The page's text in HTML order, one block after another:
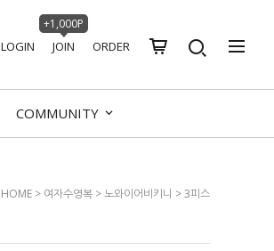
LOGIN JOIN
+1,000P
ORDER
COMMUNITY
HOME > 여자수영복 >노와이어비키니 >3피스